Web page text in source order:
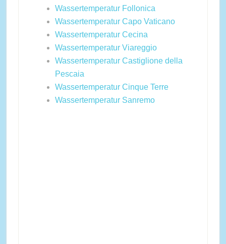
Wassertemperatur Follonica
Wassertemperatur Capo Vaticano
Wassertemperatur Cecina
Wassertemperatur Viareggio
Wassertemperatur Castiglione della
Pescaia
Wassertemperatur Cinque Terre
Wassertemperatur Sanremo